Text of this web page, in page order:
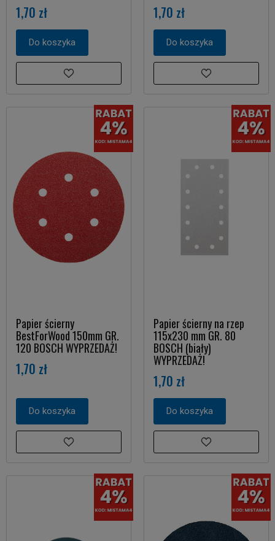
1,70 zł
Do koszyka
1,70 zł
Do koszyka
Papier ścierny
BestForWood 150mm GR.
120 BOSCH WYPRZEDAŻ!
1,70 zł
Do koszyka
Papier ścierny na rzep
115x230 mm GR. 80
BOSCH (biały)
WYPRZEDAŻ!
1,70 zł
Do koszyka